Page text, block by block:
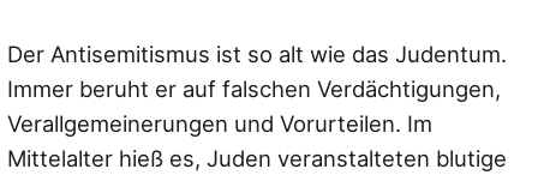
Der Antisemitismus ist so alt wie das Judentum.
Immer beruht er auf falschen Verdächtigungen,
Verallgemeinerungen und Vorurteilen. Im
Mittelalter hieß es, Juden veranstalteten blutige